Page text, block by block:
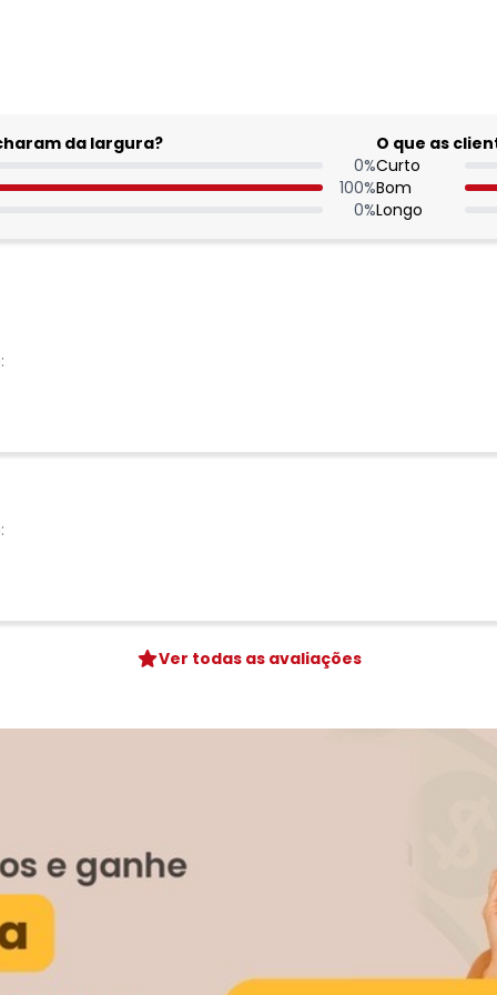
da largura?
0%
100%
0%
O que as
Curto
Bom
Longo
Ver todas as avaliações